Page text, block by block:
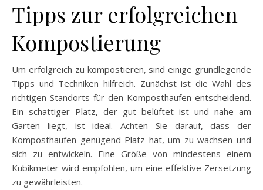
Tipps zur erfolgreichen
Kompostierung
Um erfolgreich zu kompostieren, sind einige grundlegende
Tipps und Techniken hilfreich. Zunächst ist die Wahl des
richtigen Standorts für den Komposthaufen entscheidend.
Ein schattiger Platz, der gut belüftet ist und nahe am
Garten liegt, ist ideal. Achten Sie darauf, dass der
Komposthaufen genügend Platz hat, um zu wachsen und
sich zu entwickeln. Eine Größe von mindestens einem
Kubikmeter wird empfohlen, um eine effektive Zersetzung
zu gewährleisten.